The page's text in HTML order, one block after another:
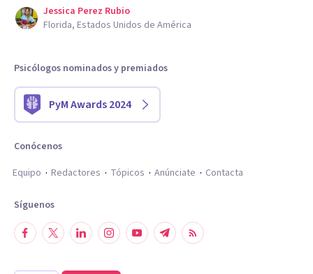
Jessica Perez Rubio
Florida, Estados Unidos de América
Psicólogos nominados y premiados
PyM Awards 2024
Conócenos
Equipo
Redactores Tópicos Anúnciate Contacta
Síguenos